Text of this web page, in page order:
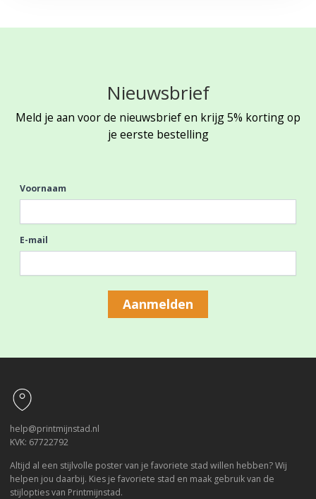
Nieuwsbrief
Meld je aan voor de nieuwsbrief en krijg 5% korting op
je eerste bestelling
Voornaam
E-mail
Aanmelden
help@printmijnstad.nl
KVK: 67722792
Altijd al een stijlvolle poster van je favoriete stad willen hebben? Wij
helpen jou daarbij. Kies je favoriete stad en maak gebruik van de
stijlopties van Printmijnstad.